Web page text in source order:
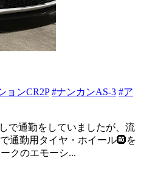
ョンCR2P #ナンカンAS-3 #ア
で通勤をしていましたが、流
通勤用タイヤ・ホイール🛞を
クのエモーシ...